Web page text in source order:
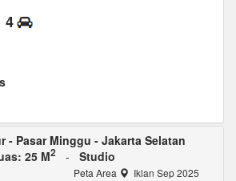
4
- Pasar Minggu - Jakarta Selatan
25 M2 - Studio
Peta Area Iklan Sep 2025